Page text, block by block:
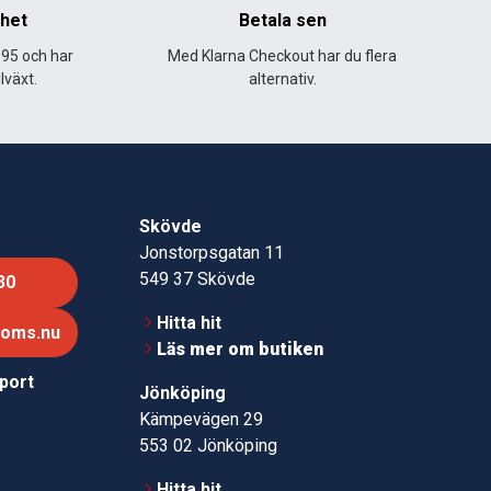
och har
Betala sen
Med Klarna Checkout har du flera
alternativ.
Skövde
Jonstorpsgatan 11
549 37 Skövde
Hitta hit
Läs mer om butiken
Jönköping
Kämpevägen 29
553 02 Jönköping